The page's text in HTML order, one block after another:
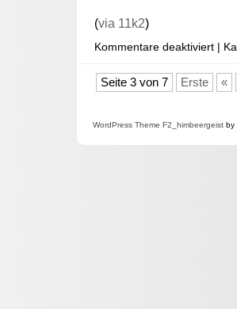
(via 11k2)
Kommentare deaktiviert |
Seite 3 von 7 Erste «
WordPress Theme F2 _himbeergeist by